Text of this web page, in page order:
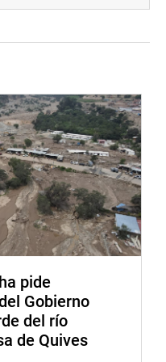
radar, lo que llevó a
de vuelos.
Zoila Terry tras evitar
de gerentes y
falta de controladores
y anunció un proceso
el centro de
de Indecopi,
últimos cuatro años,
y 5,311.1 UITs en
de transporte aéreo,
más sancionada con
26% del total.
pide
Gobierno
del río
de Quives